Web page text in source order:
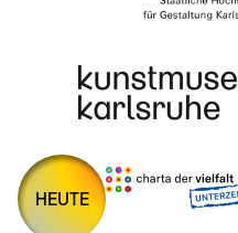
HEUTE